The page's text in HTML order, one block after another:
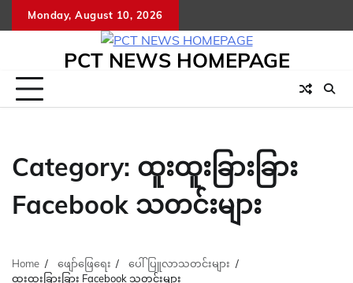
to
Monday, August 10, 2026
PCT NEWS HOMEPAGE
Category: ထူးထူးခြားခြား
Facebook သတင်းများ
Home ဖျော်ဖြေရေး
ပေါ်ပြူလာသတင်းများ
ထူးထူးခြားခြား Facebook သတင်းများ